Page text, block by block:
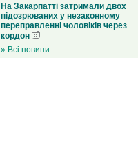
На Закарпатті затримали двох
підозрюваних у незаконному
переправленні чоловіків через
кордон
» Всі новини